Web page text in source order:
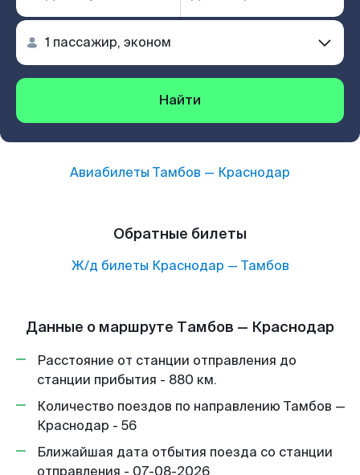
Найти
Авиабилеты Тамбов — Краснодар
Обратные билеты
Ж/д билеты Краснодар — Тамбов
Данные о маршруте Тамбов — Краснодар
Расстояние от станции отправления до
станции прибытия - 880 км.
Количество поездов по направлению Тамбов —
Краснодар - 56
Ближайшая дата отбытия поезда со станции
отправления - 07-08-2026